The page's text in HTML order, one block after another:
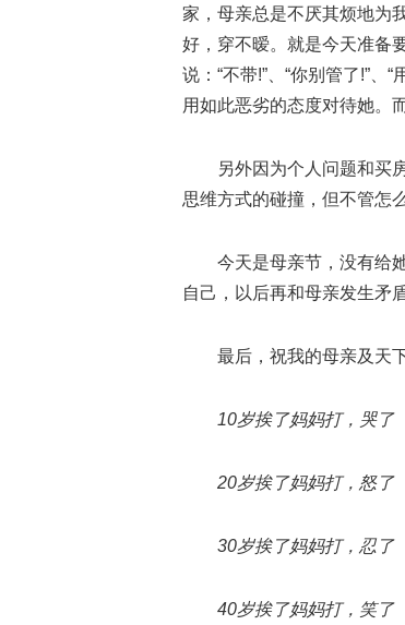
家，母亲总是不厌其烦地为
好，穿不暧。就是今天准备
说：“不带!”、“你别管了!”
用如此恶劣的态度对待她。
另外因为个人问题和买
思维方式的碰撞，但不管怎
今天是母亲节，没有给
自己，以后再和母亲发生矛
最后，祝我的母亲及天
10岁挨了妈妈打，哭了
20岁挨了妈妈打，怒了
30岁挨了妈妈打，忍了
40岁挨了妈妈打，笑了